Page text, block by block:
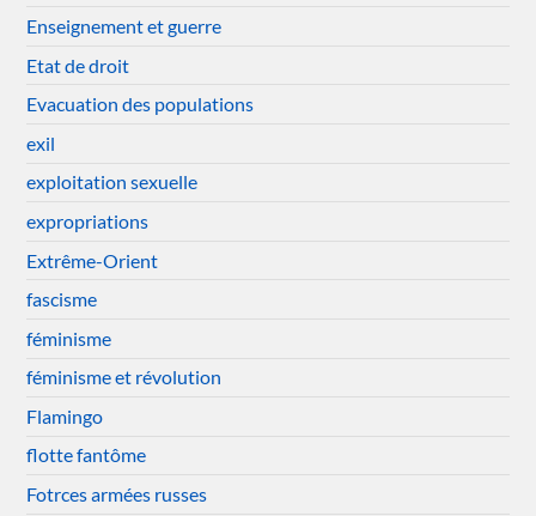
Enseignement et guerre
Etat de droit
Evacuation des populations
exil
exploitation sexuelle
expropriations
Extrême-Orient
fascisme
féminisme
féminisme et révolution
Flamingo
flotte fantôme
Fotrces armées russes